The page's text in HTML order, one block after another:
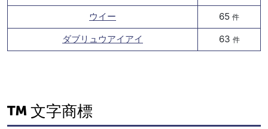
ウイー 65 件
ダブリュウアイアイ 63 件
文字商標